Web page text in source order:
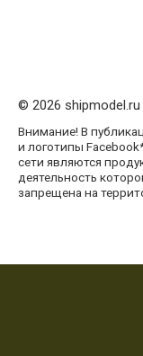
© 2026 shipmodel.ru
Внимание! В
и логотипы
сети являются
деятельность
запрещена на